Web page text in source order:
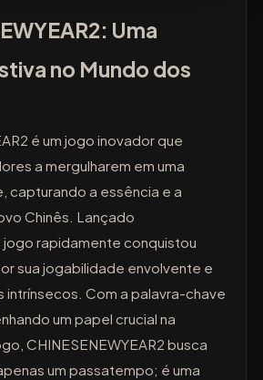
Uma
no Mundo dos
é um jogo inovador que
a mergulharem em uma
capturando a essência e a
Chinês. Lançado
rapidamente conquistou
sua jogabilidade envolvente e
intrínsecos. Com a palavra-chave
um papel crucial na
CHINESENEWYEAR2 busca
um passatempo; é uma